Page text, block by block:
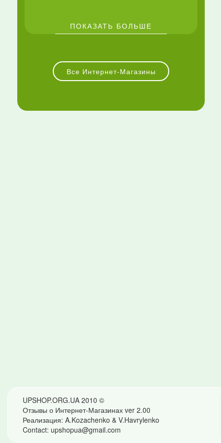
ПОКАЗАТЬ БОЛЬШЕ
Все Интернет-Магазины
UPSHOP.ORG.UA 2010 ©
Отзывы о Интернет-Магазинах ver 2.00
Реализация: A.Kozachenko & V.Havrylenko
Contact: upshopua@gmail.com